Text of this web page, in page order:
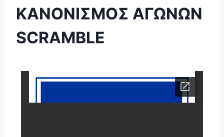
ΚΑΝΟΝΙΣΜΟΣ ΑΓΩΝΩΝ
SCRAMBLE